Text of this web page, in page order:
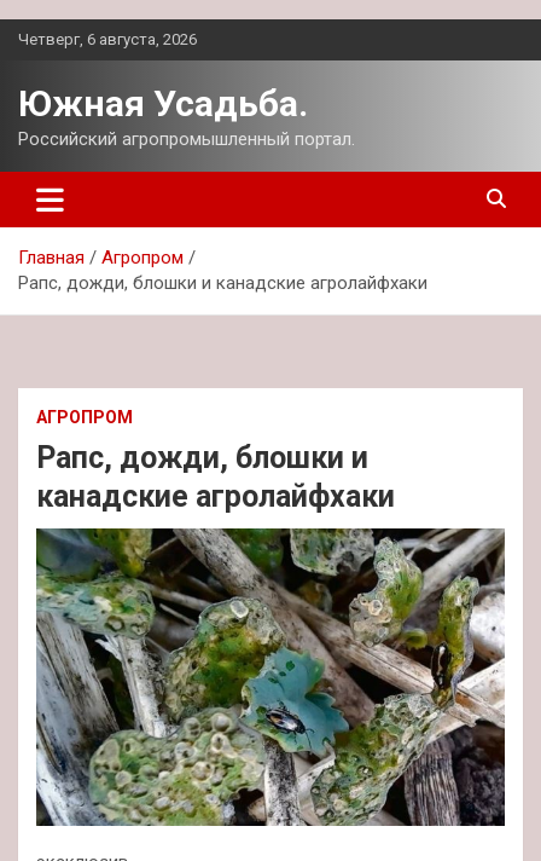
Перейти
Четверг, 6 августа, 2026
Южная Усадьба.
Российский агропромышленный портал.
Главная
Агропром
Рапс, дожди, блошки и канадские агролайфхаки
АГРОПРОМ
Рапс, дожди, блошки и
канадские агролайфхаки